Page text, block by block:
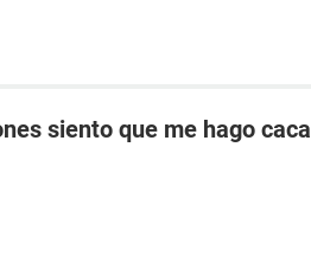
siento que me hago caca